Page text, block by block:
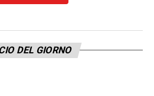
DEL GIORNO